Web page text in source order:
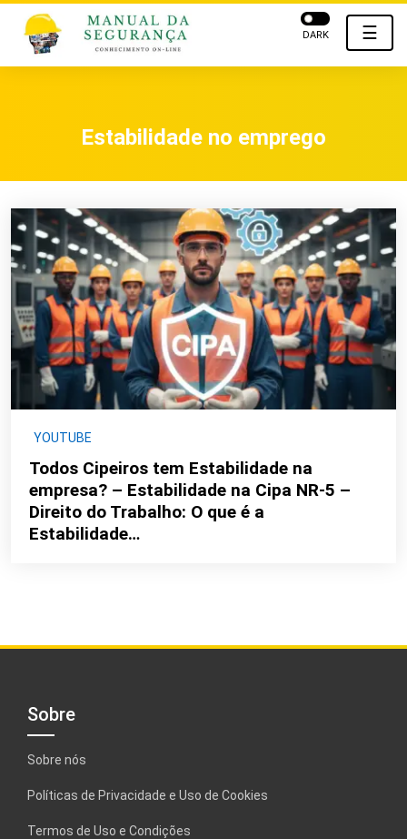
☰
DARK
Estabilidade no emprego
YOUTUBE
Todos Cipeiros tem Estabilidade na
empresa? – Estabilidade na Cipa NR-5 –
Direito do Trabalho: O que é a
Estabilidade…
Sobre
Sobre nós
Políticas de Privacidade e Uso de Cookies
Termos de Uso e Condições